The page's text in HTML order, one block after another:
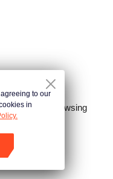
（Quick browsing
to our
in